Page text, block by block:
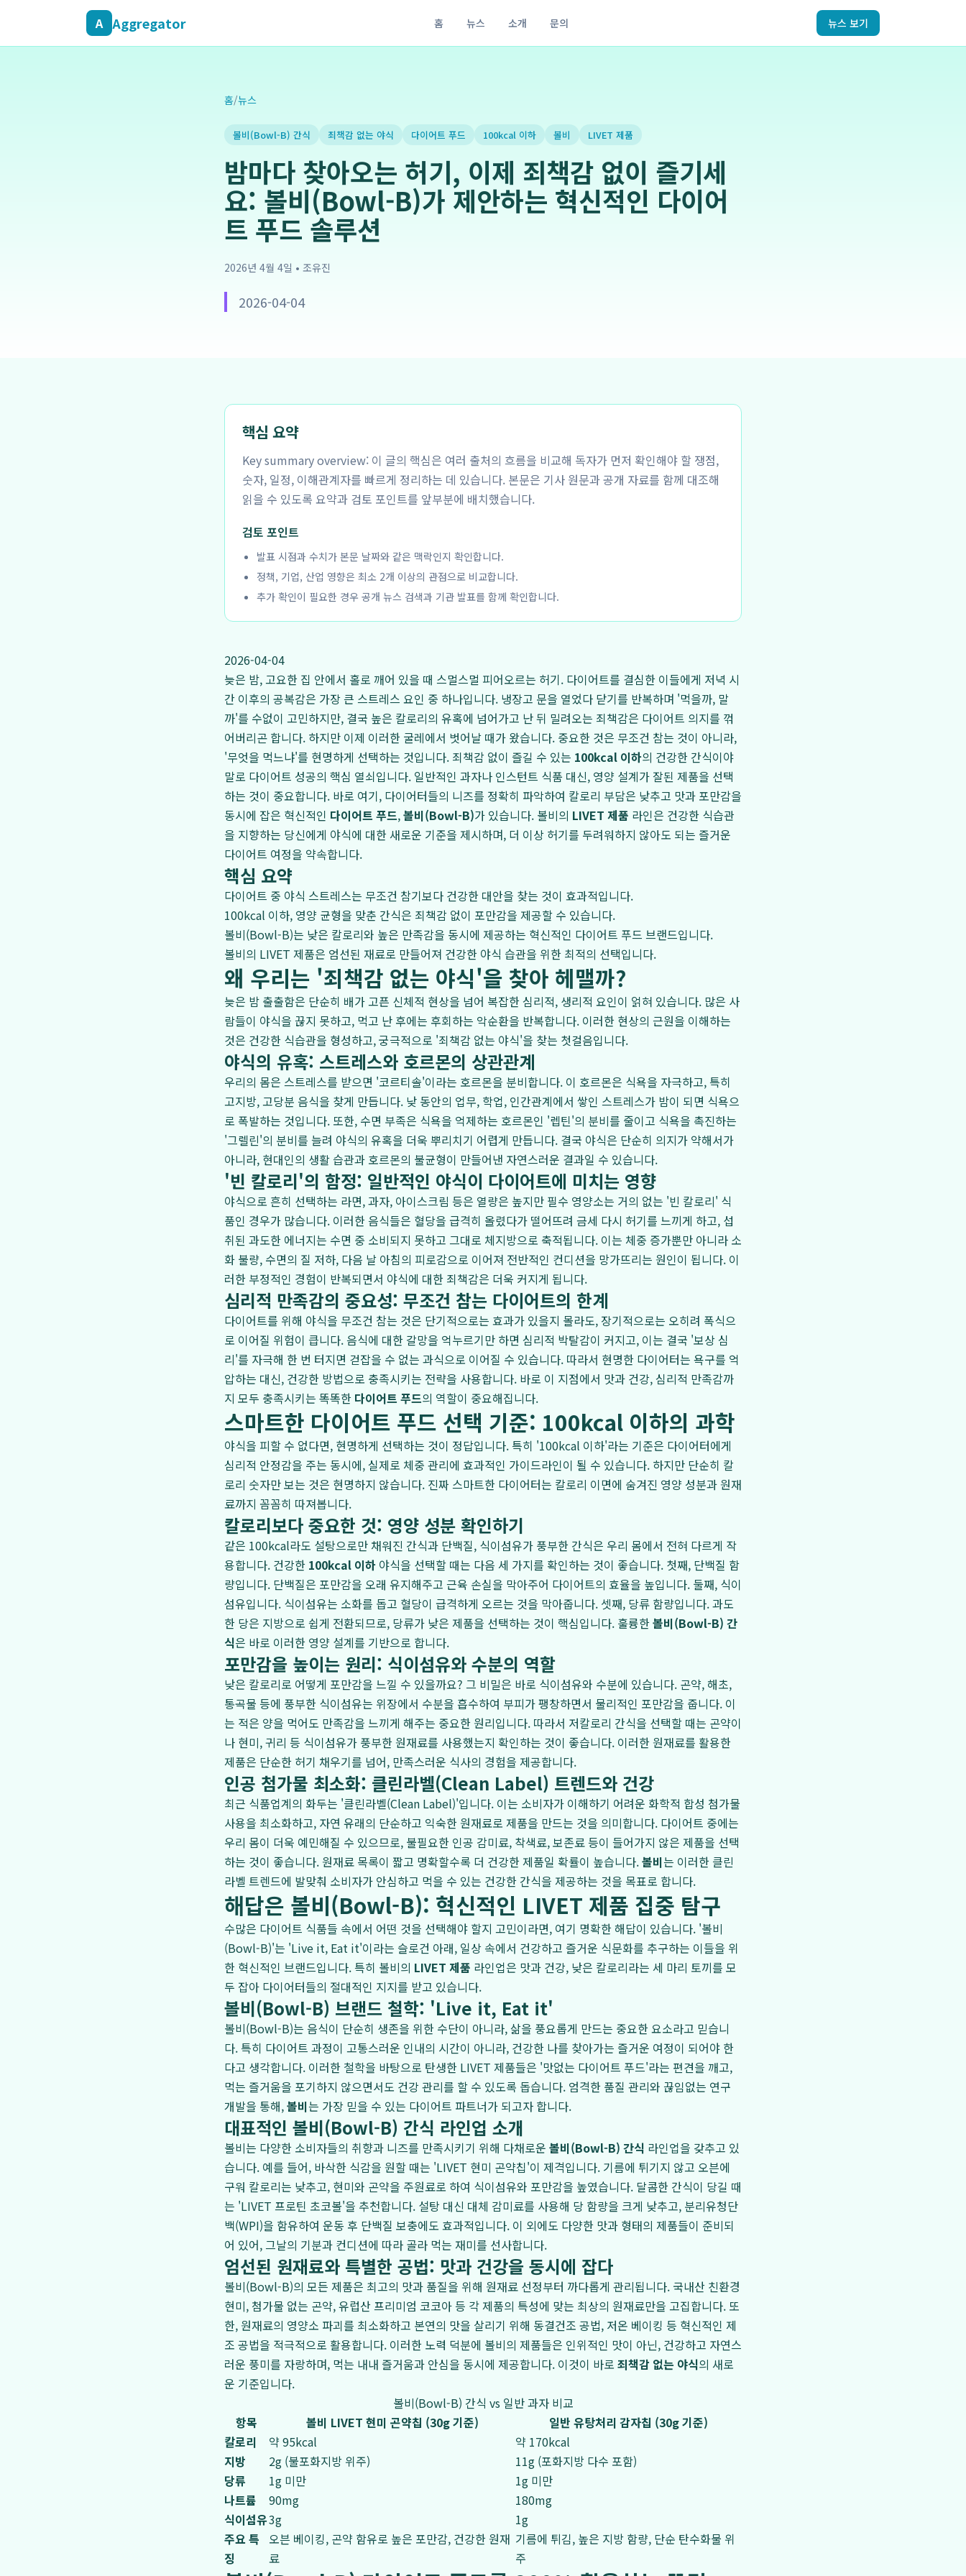
A Aggregator 홈 뉴스 소개 문의 뉴스 보기
홈/뉴스
볼비(Bowl-B) 간식 죄책감 없는 야식 다이어트 푸드 100kcal 이하 볼비 LIVET 제품
밤마다 찾아오는 허기, 이제 죄책감 없이 즐기세
요: 볼비(Bowl-B)가 제안하는 혁신적인 다이어
트 푸드 솔루션
2026년 4월 4일 • 조유진
2026-04-04
핵심 요약
Key summary overview: 이 글의 핵심은 여러 출처의 흐름을 비교해 독자가 먼저 확인해야 할 쟁점,
숫자, 일정, 이해관계자를 빠르게 정리하는 데 있습니다. 본문은 기사 원문과 공개 자료를 함께 대조해
읽을 수 있도록 요약과 검토 포인트를 앞부분에 배치했습니다.
검토 포인트
발표 시점과 수치가 본문 날짜와 같은 맥락인지 확인합니다.
정책, 기업, 산업 영향은 최소 2개 이상의 관점으로 비교합니다.
추가 확인이 필요한 경우 공개 뉴스 검색과 기관 발표를 함께 확인합니다.
2026-04-04
늦은 밤, 고요한 집 안에서 홀로 깨어 있을 때 스멀스멀 피어오르는 허기. 다이어트를 결심한 이들에게 저녁 시
간 이후의 공복감은 가장 큰 스트레스 요인 중 하나입니다. 냉장고 문을 열었다 닫기를 반복하며 '먹을까, 말
까'를 수없이 고민하지만, 결국 높은 칼로리의 유혹에 넘어가고 난 뒤 밀려오는 죄책감은 다이어트 의지를 꺾
어버리곤 합니다. 하지만 이제 이러한 굴레에서 벗어날 때가 왔습니다. 중요한 것은 무조건 참는 것이 아니라,
'무엇을 먹느냐'를 현명하게 선택하는 것입니다. 죄책감 없이 즐길 수 있는 100kcal 이하의 건강한 간식이야
말로 다이어트 성공의 핵심 열쇠입니다. 일반적인 과자나 인스턴트 식품 대신, 영양 설계가 잘된 제품을 선택
하는 것이 중요합니다. 바로 여기, 다이어터들의 니즈를 정확히 파악하여 칼로리 부담은 낮추고 맛과 포만감을
동시에 잡은 혁신적인 다이어트 푸드,볼비(Bowl-B)가 있습니다. 볼비의 LIVET 제품 라인은 건강한 식습관
을 지향하는 당신에게 야식에 대한 새로운 기준을 제시하며, 더 이상 허기를 두려워하지 않아도 되는 즐거운
다이어트 여정을 약속합니다.
핵심 요약
다이어트 중 야식 스트레스는 무조건 참기보다 건강한 대안을 찾는 것이 효과적입니다.
100kcal 이하, 영양 균형을 맞춘 간식은 죄책감 없이 포만감을 제공할 수 있습니다.
볼비(Bowl-B)는 낮은 칼로리와 높은 만족감을 동시에 제공하는 혁신적인 다이어트 푸드 브랜드입니다.
볼비의 LIVET 제품은 엄선된 재료로 만들어져 건강한 야식 습관을 위한 최적의 선택입니다.
왜 우리는 '죄책감 없는 야식'을 찾아 헤맬까?
늦은 밤 출출함은 단순히 배가 고픈 신체적 현상을 넘어 복잡한 심리적, 생리적 요인이 얽혀 있습니다. 많은 사
람들이 야식을 끊지 못하고, 먹고 난 후에는 후회하는 악순환을 반복합니다. 이러한 현상의 근원을 이해하는
것은 건강한 식습관을 형성하고, 궁극적으로 '죄책감 없는 야식'을 찾는 첫걸음입니다.
야식의 유혹: 스트레스와 호르몬의 상관관계
우리의 몸은 스트레스를 받으면 '코르티솔'이라는 호르몬을 분비합니다. 이 호르몬은 식욕을 자극하고, 특히
고지방, 고당분 음식을 찾게 만듭니다. 낮 동안의 업무, 학업, 인간관계에서 쌓인 스트레스가 밤이 되면 식욕으
로 폭발하는 것입니다. 또한, 수면 부족은 식욕을 억제하는 호르몬인 '렙틴'의 분비를 줄이고 식욕을 촉진하는
'그렐린'의 분비를 늘려 야식의 유혹을 더욱 뿌리치기 어렵게 만듭니다. 결국 야식은 단순히 의지가 약해서가
아니라, 현대인의 생활 습관과 호르몬의 불균형이 만들어낸 자연스러운 결과일 수 있습니다.
'빈 칼로리'의 함정: 일반적인 야식이 다이어트에 미치는 영향
야식으로 흔히 선택하는 라면, 과자, 아이스크림 등은 열량은 높지만 필수 영양소는 거의 없는 '빈 칼로리' 식
품인 경우가 많습니다. 이러한 음식들은 혈당을 급격히 올렸다가 떨어뜨려 금세 다시 허기를 느끼게 하고, 섭
취된 과도한 에너지는 수면 중 소비되지 못하고 그대로 체지방으로 축적됩니다. 이는 체중 증가뿐만 아니라 소
화 불량, 수면의 질 저하, 다음 날 아침의 피로감으로 이어져 전반적인 컨디션을 망가뜨리는 원인이 됩니다. 이
러한 부정적인 경험이 반복되면서 야식에 대한 죄책감은 더욱 커지게 됩니다.
심리적 만족감의 중요성: 무조건 참는 다이어트의 한계
다이어트를 위해 야식을 무조건 참는 것은 단기적으로는 효과가 있을지 몰라도, 장기적으로는 오히려 폭식으
로 이어질 위험이 큽니다. 음식에 대한 갈망을 억누르기만 하면 심리적 박탈감이 커지고, 이는 결국 '보상 심
리'를 자극해 한 번 터지면 걷잡을 수 없는 과식으로 이어질 수 있습니다. 따라서 현명한 다이어터는 욕구를 억
압하는 대신, 건강한 방법으로 충족시키는 전략을 사용합니다. 바로 이 지점에서 맛과 건강, 심리적 만족감까
지 모두 충족시키는 똑똑한 다이어트 푸드의 역할이 중요해집니다.
스마트한 다이어트 푸드 선택 기준: 100kcal 이하의 과학
야식을 피할 수 없다면, 현명하게 선택하는 것이 정답입니다. 특히 '100kcal 이하'라는 기준은 다이어터에게
심리적 안정감을 주는 동시에, 실제로 체중 관리에 효과적인 가이드라인이 될 수 있습니다. 하지만 단순히 칼
로리 숫자만 보는 것은 현명하지 않습니다. 진짜 스마트한 다이어터는 칼로리 이면에 숨겨진 영양 성분과 원재
료까지 꼼꼼히 따져봅니다.
칼로리보다 중요한 것: 영양 성분 확인하기
같은 100kcal라도 설탕으로만 채워진 간식과 단백질, 식이섬유가 풍부한 간식은 우리 몸에서 전혀 다르게 작
용합니다. 건강한 100kcal 이하 야식을 선택할 때는 다음 세 가지를 확인하는 것이 좋습니다. 첫째, 단백질 함
량입니다. 단백질은 포만감을 오래 유지해주고 근육 손실을 막아주어 다이어트의 효율을 높입니다. 둘째, 식이
섬유입니다. 식이섬유는 소화를 돕고 혈당이 급격하게 오르는 것을 막아줍니다. 셋째, 당류 함량입니다. 과도
한 당은 지방으로 쉽게 전환되므로, 당류가 낮은 제품을 선택하는 것이 핵심입니다. 훌륭한볼비(Bowl-B) 간
식은 바로 이러한 영양 설계를 기반으로 합니다.
포만감을 높이는 원리: 식이섬유와 수분의 역할
낮은 칼로리로 어떻게 포만감을 느낄 수 있을까요? 그 비밀은 바로 식이섬유와 수분에 있습니다. 곤약, 해초,
통곡물 등에 풍부한 식이섬유는 위장에서 수분을 흡수하여 부피가 팽창하면서 물리적인 포만감을 줍니다. 이
는 적은 양을 먹어도 만족감을 느끼게 해주는 중요한 원리입니다. 따라서 저칼로리 간식을 선택할 때는 곤약이
나 현미, 귀리 등 식이섬유가 풍부한 원재료를 사용했는지 확인하는 것이 좋습니다. 이러한 원재료를 활용한
제품은 단순한 허기 채우기를 넘어, 만족스러운 식사의 경험을 제공합니다.
인공 첨가물 최소화: 클린라벨(Clean Label) 트렌드와 건강
최근 식품업계의 화두는 '클린라벨(Clean Label)'입니다. 이는 소비자가 이해하기 어려운 화학적 합성 첨가물
사용을 최소화하고, 자연 유래의 단순하고 익숙한 원재료로 제품을 만드는 것을 의미합니다. 다이어트 중에는
우리 몸이 더욱 예민해질 수 있으므로, 불필요한 인공 감미료, 착색료, 보존료 등이 들어가지 않은 제품을 선택
하는 것이 좋습니다. 원재료 목록이 짧고 명확할수록 더 건강한 제품일 확률이 높습니다.볼비는 이러한 클린
라벨 트렌드에 발맞춰 소비자가 안심하고 먹을 수 있는 건강한 간식을 제공하는 것을 목표로 합니다.
해답은 볼비(Bowl-B): 혁신적인 LIVET 제품 집중 탐구
수많은 다이어트 식품들 속에서 어떤 것을 선택해야 할지 고민이라면, 여기 명확한 해답이 있습니다. '볼비
(Bowl-B)'는 'Live it, Eat it'이라는 슬로건 아래, 일상 속에서 건강하고 즐거운 식문화를 추구하는 이들을 위
한 혁신적인 브랜드입니다. 특히 볼비의 LIVET 제품 라인업은 맛과 건강, 낮은 칼로리라는 세 마리 토끼를 모
두 잡아 다이어터들의 절대적인 지지를 받고 있습니다.
볼비(Bowl-B) 브랜드 철학: 'Live it, Eat it'
볼비(Bowl-B)는 음식이 단순히 생존을 위한 수단이 아니라, 삶을 풍요롭게 만드는 중요한 요소라고 믿습니
다. 특히 다이어트 과정이 고통스러운 인내의 시간이 아니라, 건강한 나를 찾아가는 즐거운 여정이 되어야 한
다고 생각합니다. 이러한 철학을 바탕으로 탄생한 LIVET 제품들은 '맛없는 다이어트 푸드'라는 편견을 깨고,
먹는 즐거움을 포기하지 않으면서도 건강 관리를 할 수 있도록 돕습니다. 엄격한 품질 관리와 끊임없는 연구
개발을 통해,볼비는 가장 믿을 수 있는 다이어트 파트너가 되고자 합니다.
대표적인 볼비(Bowl-B) 간식 라인업 소개
볼비는 다양한 소비자들의 취향과 니즈를 만족시키기 위해 다채로운 볼비(Bowl-B) 간식 라인업을 갖추고 있
습니다. 예를 들어, 바삭한 식감을 원할 때는 'LIVET 현미 곤약칩'이 제격입니다. 기름에 튀기지 않고 오븐에
구워 칼로리는 낮추고, 현미와 곤약을 주원료로 하여 식이섬유와 포만감을 높였습니다. 달콤한 간식이 당길 때
는 'LIVET 프로틴 초코볼'을 추천합니다. 설탕 대신 대체 감미료를 사용해 당 함량을 크게 낮추고, 분리유청단
백(WPI)을 함유하여 운동 후 단백질 보충에도 효과적입니다. 이 외에도 다양한 맛과 형태의 제품들이 준비되
어 있어, 그날의 기분과 컨디션에 따라 골라 먹는 재미를 선사합니다.
엄선된 원재료와 특별한 공법: 맛과 건강을 동시에 잡다
볼비(Bowl-B)의 모든 제품은 최고의 맛과 품질을 위해 원재료 선정부터 까다롭게 관리됩니다. 국내산 친환경
현미, 첨가물 없는 곤약, 유럽산 프리미엄 코코아 등 각 제품의 특성에 맞는 최상의 원재료만을 고집합니다. 또
한, 원재료의 영양소 파괴를 최소화하고 본연의 맛을 살리기 위해 동결건조 공법, 저온 베이킹 등 혁신적인 제
조 공법을 적극적으로 활용합니다. 이러한 노력 덕분에 볼비의 제품들은 인위적인 맛이 아닌, 건강하고 자연스
러운 풍미를 자랑하며, 먹는 내내 즐거움과 안심을 동시에 제공합니다. 이것이 바로 죄책감 없는 야식의 새로
운 기준입니다.
볼비(Bowl-B) 간식 vs 일반 과자 비교
항목
볼비 LIVET 현미 곤약칩 (30g 기준)
일반 유탕처리 감자칩 (30g 기준)
칼로리
약 95kcal
약 170kcal
지방
2g (불포화지방 위주)
11g (포화지방 다수 포함)
당류
1g 미만
1g 미만
나트륨
90mg
180mg
식이섬유3g
1g
주요 특
징
오븐 베이킹, 곤약 함유로 높은 포만감, 건강한 원재
료
기름에 튀김, 높은 지방 함량, 단순 탄수화물 위
주